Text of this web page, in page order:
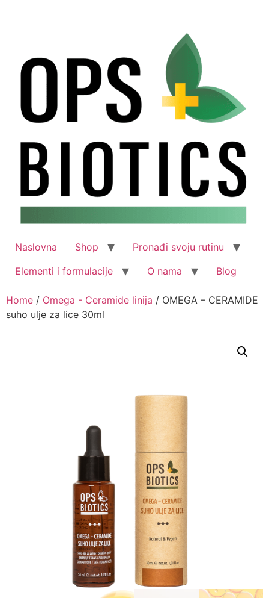
Naslovna Shop
Pronađi svoju rutinu
Elementi i formulacije
O nama Blog
Home / Omega - Ceramide linija / OMEGA – CERAMIDE
suho ulje za lice 30ml